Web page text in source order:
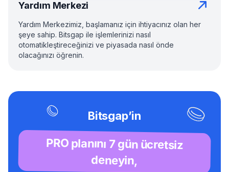
Yardım Merkezi
Yardım Merkezimiz, başlamanız için ihtiyacınız olan her
şeye sahip. Bitsgap ile işlemlerinizi nasıl
otomatikleştireceğinizi ve piyasada nasıl önde
olacağınızı öğrenin.
Bitsgap’in
PRO planını 7 gün ücretsiz
deneyin,